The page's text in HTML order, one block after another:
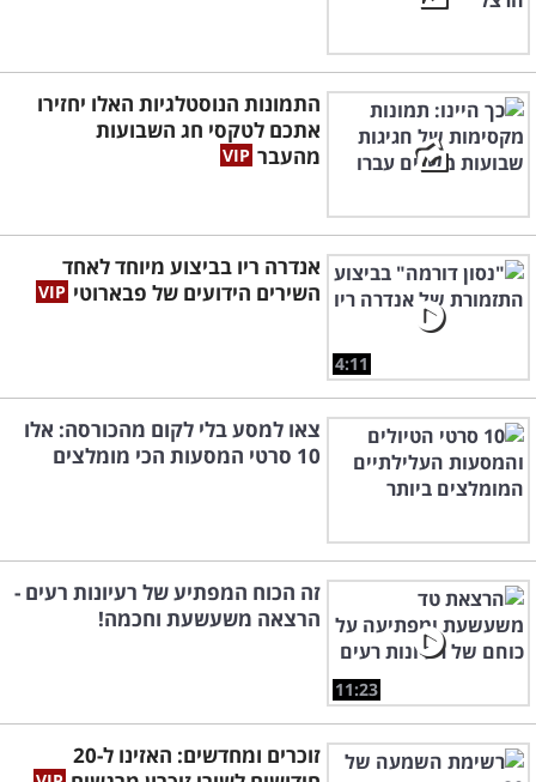
התמונות הנוסטלגיות האלו יחזירו
אתכם לטקסי חג השבועות
מהעבר
4:11
אנדרה ריו בביצוע מיוחד לאחד
השירים הידועים של פבארוטי
צאו למסע בלי לקום מהכורסה: אלו
10 סרטי המסעות הכי מומלצים
11:23
זה הכוח המפתיע של רעיונות רעים -
הרצאה משעשעת וחכמה!
זוכרים ומחדשים: האזינו ל-20